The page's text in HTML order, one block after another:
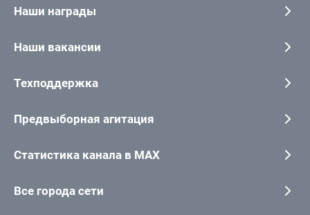
Наши награды
Наши вакансии
Техподдержка
Предвыборная агитация
Статистика канала в MAX
Все города сети